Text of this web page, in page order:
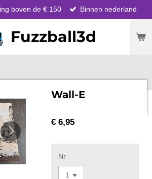
Fuzzball3d
boven de € 150 Binnen nederland
Wall-E
€ 6,95
Nr